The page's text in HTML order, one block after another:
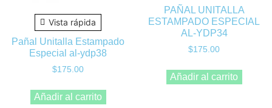
Vista rápida
Pañal Unitalla Estampado
Especial al-ydp38
$175.00
Añadir al carrito
PAÑAL UNITALLA
ESTAMPADO ESPECIAL
AL-YDP34
$175.00
Añadir al carrito